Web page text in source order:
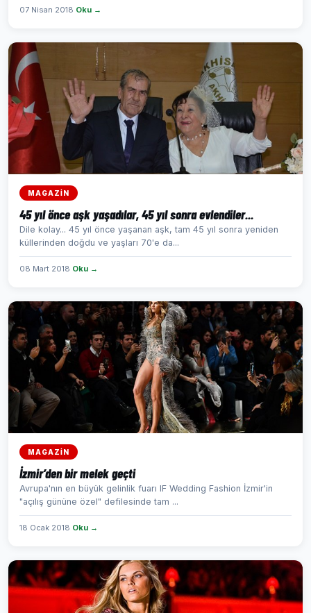
07 Nisan 2018 Oku →
MAGAZİN
45 yıl önce aşk yaşadılar, 45 yıl sonra evlendiler...
Dile kolay... 45 yıl önce yaşanan aşk, tam 45 yıl sonra yeniden
küllerinden doğdu ve yaşları 70'e da...
08 Mart 2018 Oku →
MAGAZİN
İzmir’den bir melek geçti
Avrupa'nın en büyük gelinlik fuarı IF Wedding Fashion İzmir'in
"açılış gününe özel" defilesinde tam ...
18 Ocak 2018 Oku →